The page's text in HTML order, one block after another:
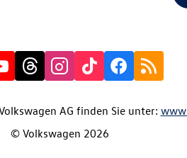
AG finden Sie unter:
© Volkswagen 2026